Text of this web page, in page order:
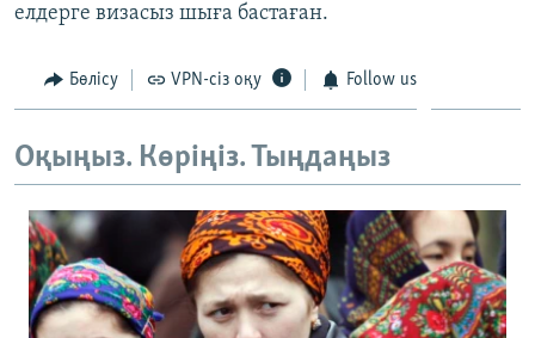
елдерге визасыз шыға бастаған.
Бөлісу VPN-сіз оқу Follow us
Оқыңыз. Көріңіз. Тыңдаңыз